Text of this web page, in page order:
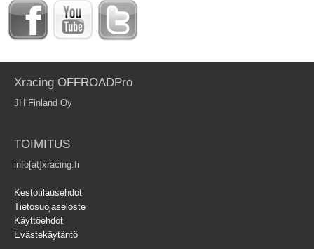
Xracing OFFROADPro
JH Finland Oy
TOIMITUS
info[at]xracing.fi
Kestotilausehdot
Tietosuojaseloste
Käyttöehdot
Evästekäytäntö